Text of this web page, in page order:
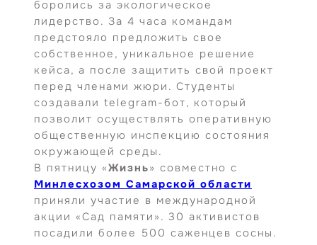
боролись за экологическое
лидерство. За 4 часа командам
предстояло предложить свое
собственное, уникальное решение
кейса, а после защитить свой проект
перед членами жюри. Студенты
создавали telegram-бот, который
позволит осуществлять оперативную
общественную инспекцию состояния
окружающей среды.
В пятницу «Жизнь» совместно с
Минлесхозом Самарской области
приняли участие в международной
акции «Сад памяти». 30 активистов
посадили более 500 саженцев сосны.